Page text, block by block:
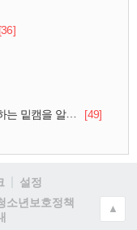
[36]
캠을 알아보자
[49]
설정
소년보호정책
▲